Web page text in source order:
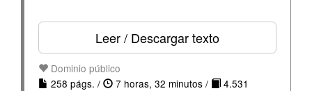
Leer / Descargar texto
Dominio público
258 págs. /
7 horas, 32 minutos /
4.531